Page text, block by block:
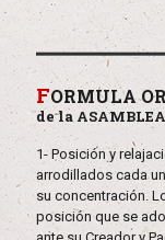
FORMULA
de la
1- Posición y
arrodillados cada
su concentración.
posición que se